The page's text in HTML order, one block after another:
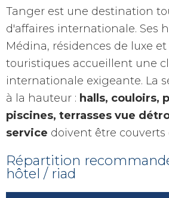
Tanger est une destination
d'affaires internationale. Ses
Médina, résidences de luxe
touristiques accueillent une
internationale exigeante. La
à la hauteur : halls, couloirs,
piscines, terrasses vue
service doivent être
Répartition
hôtel / riad